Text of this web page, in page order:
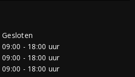
Gesloten
09:00 - 18:00 uur
09:00 - 18:00 uur
09:00 - 18:00 uur